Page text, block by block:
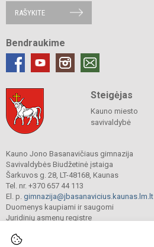
RAŠYKITE
Bendraukime
Steigėjas
Kauno miesto
savivaldybė
Kauno Jono Basanavičiaus gimnazija
Savivaldybės Biudžetinė įstaiga
Šarkuvos g. 28, LT-48168, Kaunas
Tel. nr. +370 657 44 113
El. p. gimnazija@jbasanavicius.kaunas.lm.lt
Duomenys kaupiami ir saugomi
Juridinių asmenų registre